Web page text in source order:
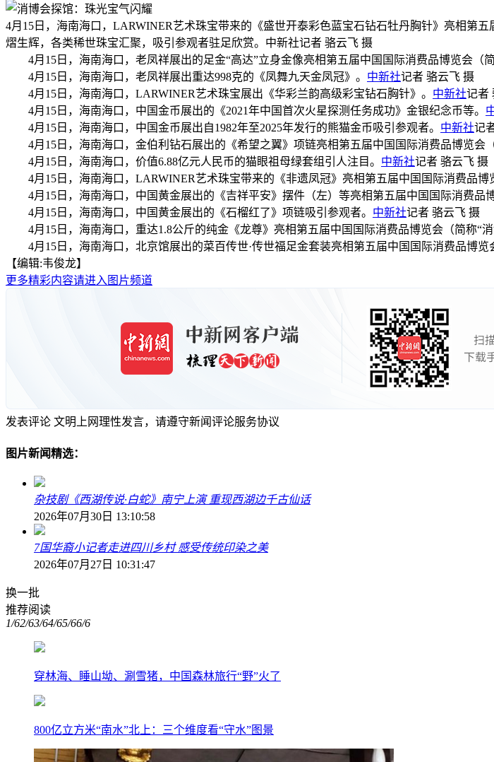
4月15日，海南海口，LARWINER艺术珠宝带来的《盛世开泰彩色蓝宝石钻石牡丹胸针》亮相第
熠生辉，各类稀世珠宝汇聚，吸引参观者驻足欣赏。中新社记者 骆云飞 摄
4月15日，海南海口，老凤祥展出的足金“高达”立身金像亮相第五届中国国际消费品博览会（简
4月15日，海南海口，老凤祥展出重达998克的《凤舞九天金凤冠》。 中新社记者 骆云飞 摄
4月15日，海南海口，LARWINER艺术珠宝展出《华彩兰韵高级彩宝钻石胸针》。 中新社记者
4月15日，海南海口，中国金币展出的《2021年中国首次火星探测任务成功》金银纪念币等。
4月15日，海南海口，中国金币展出自1982年至2025年发行的熊猫金币吸引参观者。 中新社记
4月15日，海南海口，金伯利钻石展出的《希望之翼》项链亮相第五届中国国际消费品博览会（
4月15日，海南海口，价值6.88亿元人民币的猫眼祖母绿套组引人注目。 中新社记者 骆云飞 摄
4月15日，海南海口，LARWINER艺术珠宝带来的《非遗凤冠》亮相第五届中国国际消费品博
4月15日，海南海口，中国黄金展出的《吉祥平安》摆件（左）等亮相第五届中国国际消费品
4月15日，海南海口，中国黄金展出的《石榴红了》项链吸引参观者。 中新社记者 骆云飞 摄
4月15日，海南海口，重达1.8公斤的纯金《龙尊》亮相第五届中国国际消费品博览会（简称“消
4月15日，海南海口，北京馆展出的菜百传世·传世福足金套装亮相第五届中国国际消费品博览
【编辑:韦俊龙】
更多精彩内容请进入图片频道
发表评论 文明上网理性发言，请遵守新闻评论服务协议
图片新闻精选：
杂技剧《西湖传说·白蛇》南宁上演 重现西湖边千古仙话
2026年07月30日 13:10:58
7国华裔小记者走进四川乡村 感受传统印染之美
2026年07月27日 10:31:47
换一批
推荐阅读
1/62/63/64/65/66/6
穿林海、睡山坳、涮雪猪，中国森林旅行“野”火了
800亿立方米“南水”北上：三个维度看“守水”图景